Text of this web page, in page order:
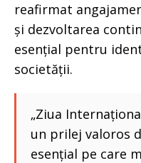
reafirmat
și dezvoltarea
esențial pentru
societății.
„Ziua
un prilej valoros
esențial pe care